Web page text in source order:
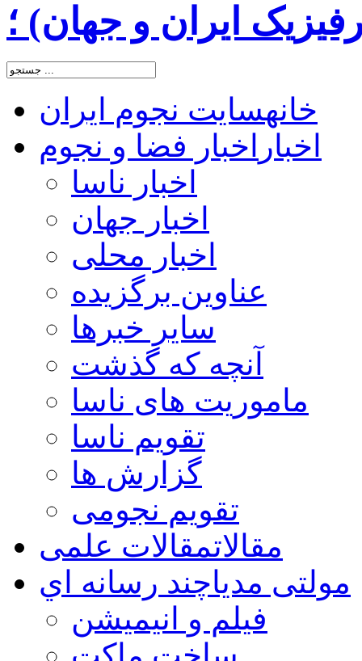
ایران و جهان) ؛
خانهسایت نجوم ایران
اخبار اخبار فضا و نجوم
اخبار ناسا
اخبار جهان
اخبار محلی
عناوین برگزیده
سایر خبرها
آنچه که گذشت
ماموریت های ناسا
تقویم ناسا
گزارش ها
تقویم نجومی
مقالاتمقالات علمی
مولتی مدیاچند رسانه اي
فیلم و انیمیشن